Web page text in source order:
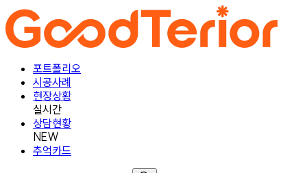
포트폴리오
시공사례
현장상황
실시간
상담현황
NEW
추억카드